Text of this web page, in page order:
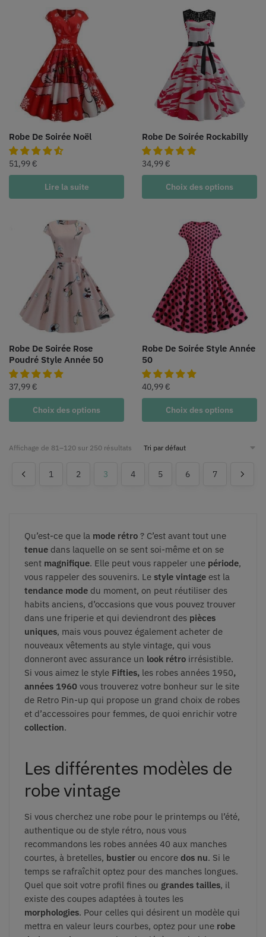
Robe De Soirée Noël
51,99 €
Lire la suite
Robe De Soirée Rockabilly
34,99 €
Choix des options
Robe De Soirée Rose
Poudré Style Année 50
37,99 €
Choix des options
Robe De Soirée Style Année
50
40,99 €
Choix des options
Affichage de 81–120 sur 250 résultats
1 2 3 4 5 6 7
Qu’est-ce que la mode rétro ? C’est avant tout une
tenue dans laquelle on se sent soi-même et on se
sent magnifique. Elle peut vous rappeler une période,
vous rappeler des souvenirs. Le style vintage est la
tendance mode du moment, on peut réutiliser des
habits anciens, d’occasions que vous pouvez trouver
dans une friperie et qui deviendront des pièces
uniques, mais vous pouvez également acheter de
nouveaux vêtements au style vintage, qui vous
donneront avec assurance un look rétro irrésistible.
Si vous aimez le style Fifties, les robes années 1950,
années 1960 vous trouverez votre bonheur sur le site
de Retro Pin-up qui propose un grand choix de robes
et d’accessoires pour femmes, de quoi enrichir votre
collection.
Les différentes modèles de
robe vintage
Si vous cherchez une robe pour le printemps ou l’été,
authentique ou de style rétro, nous vous
recommandons les robes années 40 aux manches
courtes, à bretelles, bustier ou encore dos nu. Si le
temps se rafraîchit optez pour des manches longues.
Quel que soit votre profil fines ou grandes tailles, il
existe des coupes adaptées à toutes les
morphologies. Pour celles qui désirent un modèle qui
mettra en valeur leurs courbes, optez pour une robe